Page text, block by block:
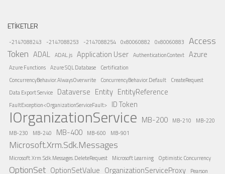
ETIKETLER
-2147088243 -2147088253 -2147088254 0x80060882 0x80060883
Access
Token ADAL ADAL.js Application User AuthenticationContext Azure
Azure Functions Azure SQL Database
Certification
ConcurrencyBehavior.AlwaysOverwrite
ConcurrencyBehavior.Default
CreateRequest
Data Export Service
Dataverse Entity EntityReference
FaultException<OrganizationServiceFault> ID Token
IOrganizationService MB-200 MB-210
MB-220
MB-230
MB-240 MB-400 MB-600 MB-901
Microsoft.Xrm.Sdk.Messages
Microsoft.Xrm.Sdk.Messages.DeleteRequest Microsoft Learning Optimistic Concurrency
OptionSet OptionSetValue OrganizationServiceProxy
Pearson